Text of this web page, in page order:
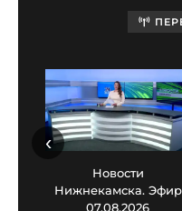
Новости
Нижнекамска. Эфир
07.08.2026
‹